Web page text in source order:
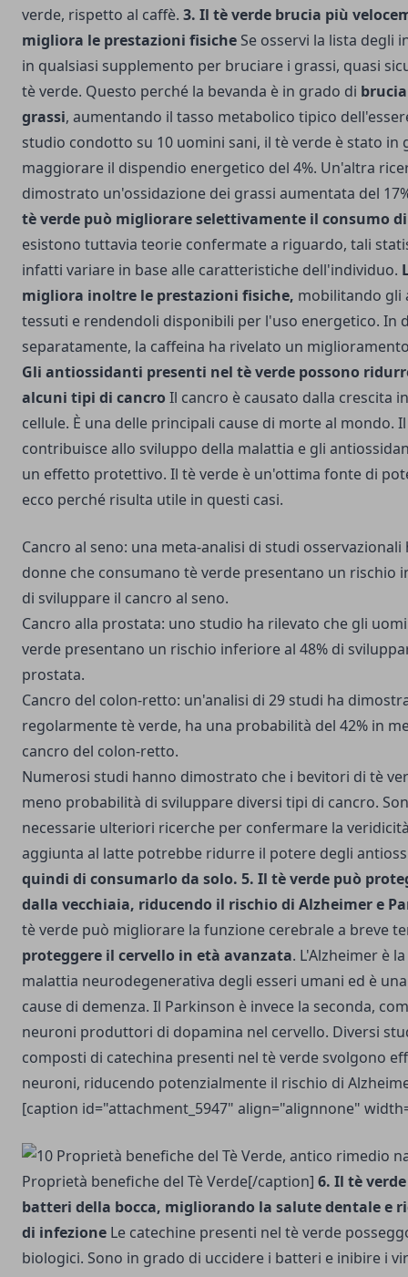
verde, rispetto al caffè. 3. Il tè verde brucia più
migliora le prestazioni fisiche Se osservi la lista degli
in qualsiasi supplemento per bruciare i grassi, quasi
tè verde. Questo perché la bevanda è in grado di
grassi, aumentando il tasso metabolico tipico
studio condotto su 10 uomini sani, il tè verde è stato in
maggiorare il dispendio energetico del 4%. Un'altra
dimostrato un'ossidazione dei grassi aumentata del
tè verde può migliorare selettivamente il consumo
esistono tuttavia teorie confermate a riguardo, tali
infatti variare in base alle caratteristiche dell'individuo.
migliora inoltre le prestazioni fisiche, mobilitando gli
tessuti e rendendoli disponibili per l'uso energetico. In
separatamente, la caffeina ha rivelato un
Gli antiossidanti presenti nel tè verde possono
alcuni tipi di cancro Il cancro è causato dalla crescita
cellule. È una delle principali cause di morte al mondo.
contribuisce allo sviluppo della malattia e gli
un effetto protettivo. Il tè verde è un'ottima fonte di
ecco perché risulta utile in questi casi.
Cancro al seno: una meta-analisi di studi osservazionali
donne che consumano tè verde presentano un rischio
di sviluppare il cancro al seno.
Cancro alla prostata: uno studio ha rilevato che gli
verde presentano un rischio inferiore al 48% di
prostata.
Cancro del colon-retto: un'analisi di 29 studi ha
regolarmente tè verde, ha una probabilità del 42% in
cancro del colon-retto.
Numerosi studi hanno dimostrato che i bevitori di tè
meno probabilità di sviluppare diversi tipi di cancro.
necessarie ulteriori ricerche per confermare la
aggiunta al latte potrebbe ridurre il potere degli
quindi di consumarlo da solo. 5. Il tè verde può
dalla vecchiaia, riducendo il rischio di Alzheimer e
tè verde può migliorare la funzione cerebrale a breve
proteggere il cervello in età avanzata. L'Alzheimer è
malattia neurodegenerativa degli esseri umani ed è
cause di demenza. Il Parkinson è invece la seconda,
neuroni produttori di dopamina nel cervello. Diversi
composti di catechina presenti nel tè verde svolgono
neuroni, riducendo potenzialmente il rischio di
[caption id="attachment_5947" align="alignnone"
Proprietà benefiche del Tè Verde[/caption] 6. Il tè
batteri della bocca, migliorando la salute dentale e
di infezione Le catechine presenti nel tè verde
biologici. Sono in grado di uccidere i batteri e inibire i